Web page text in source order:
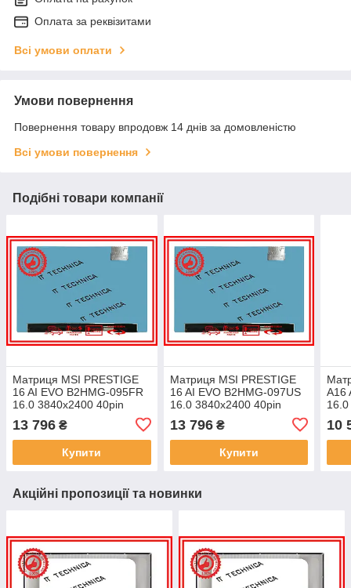
Оплата за реквізитами
Всі умови оплати
Умови повернення
Повернення товару впродовж 14 днів за домовленістю
Всі умови повернення
Подібні товари компанії
Матриця MSI PRESTIGE
16 AI EVO B2HMG-095FR
16.0 3840x2400 40pin
cd/m² для ноутбука
13 796 ₴
Купити
Матриця MSI PRESTIGE
16 AI EVO B2HMG-097US
16.0 3840x2400 40pin
cd/m² для ноутбука
13 796₴
Купити
A16
cd/
10
Акційні пропозиції та новинки